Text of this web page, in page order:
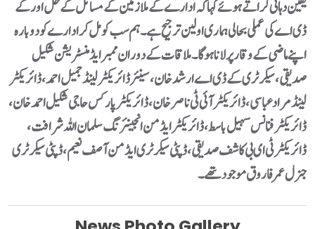
یقین دہانی کراتے ہوئے کہا کہ ادارے کے ملازمین کے مسائل کے حل اور کے
ڈی اے کی عملی بحالی ہماری اولین ترجیح ہے۔ ہم سب کو مل کر ادارے کو دوبارہ
اپنے ماضی کے وقار پر لانا ہوگا۔ملاقات کے دوران ممبر ایڈمنسٹریشن شکیل
صدیقی، سیکرٹری کے ڈی اے ارشد خان، سینئر ڈائریکٹر لینڈ جمیل احمد، ڈائریکٹر
لینڈ مراد عباسی، ڈائریکٹر آئی ٹی ناصر خان، ڈائریکٹر پارکس حاجی شکیل احمد خان،
ڈائریکٹر فنانس سہیل باسط، ڈائریکٹر ایڈمن انجینئرنگ سلمان اللہ شرافت،
ڈائریکٹر ٹی ای بی کاشف صدیقی،ڈپٹی سیکرٹری ایڈمن آصف نعیم، ڈپٹی سیکرٹری
جنرل عمر فاروق موجود تھے۔